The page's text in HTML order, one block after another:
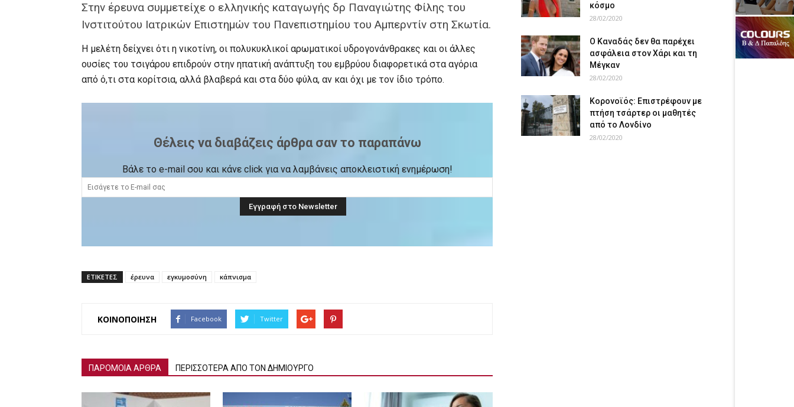
Στην έρευνα συμμετείχε ο ελληνικής καταγωγής δρ Παναγιώτης Φίλης του
Ινστιτούτου Ιατρικών Επιστημών του Πανεπιστημίου του Αμπερντίν στη Σκωτία.
Η μελέτη δείχνει ότι η νικοτίνη, οι πολυκυκλικοί αρωματικοί υδρογονάνθρακες και οι άλλες
ουσίες του τσιγάρου επιδρούν στην ηπατική ανάπτυξη του εμβρύου διαφορετικά στα αγόρια
από ό,τι στα κορίτσια, αλλά βλαβερά και στα δύο φύλα, αν και όχι με τον ίδιο τρόπο.
Θέλεις να διαβάζεις άρθρα σαν το παραπάνω
Βάλε το e-mail σου και κάνε click για να λαμβάνεις αποκλειστική ενημέρωση!
ΕΤΙΚΕΤΕΣ έρευνα εγκυμοσύνη κάπνισμα
ΚΟΙΝΟΠΟΙΗΣΗ Facebook Twitter
ΠΑΡΟΜΟΙΑ ΑΡΘΡΑ ΠΕΡΙΣΣΟΤΕΡΑ ΑΠΟ ΤΟΝ ΔΗΜΙΟΥΡΓΟ
κόσμο
28/02/2020
Ο Καναδάς δεν θα παρέχει
ασφάλεια στον Χάρι και τη
Μέγκαν
28/02/2020
Κορονοϊός: Επιστρέφουν με
πτήση τσάρτερ οι μαθητές
από το Λονδίνο
28/02/2020